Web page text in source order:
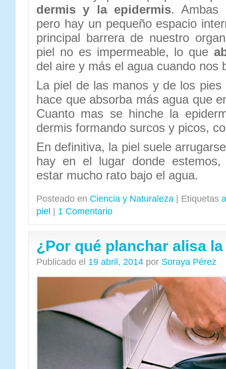
dermis y la epidermis. Ambas
pero hay un pequeño espacio
principal barrera de nuestro
piel no es impermeable, lo que
del aire y más el agua cuando nos
La piel de las manos y de los
hace que absorba más agua que
Cuanto mas se hinche la
dermis formando surcos y picos,
En definitiva, la piel suele
hay en el lugar donde estemos,
estar mucho rato bajo el agua.
Posteado en Ciencia y Naturaleza Etiquetas
piel
1 Comentario
¿Por qué planchar alisa
Publicado el 19 abril, 2014 por Soraya Pérez